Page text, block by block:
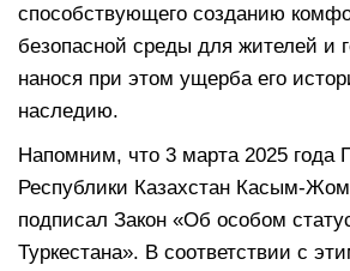
способствующего созданию
безопасной среды для жителей и
нанося при этом ущерба его
наследию.
Напомним, что 3 марта 2025 года
Республики Казахстан Касым-
подписал Закон «Об особом
Туркестана». В соответствии с